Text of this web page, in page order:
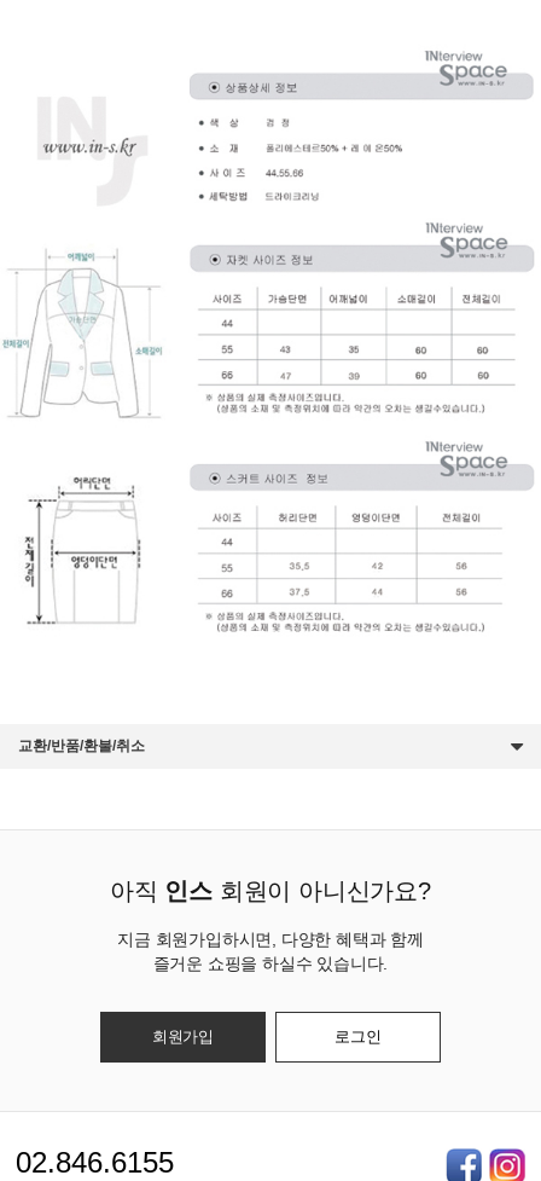
교환/반품/환불/취소
아직 인스 회원이 아니신가요?
지금 회원가입하시면, 다양한 혜택과 함께
즐거운 쇼핑을 하실수 있습니다.
회원가입 로그인
02.846.6155